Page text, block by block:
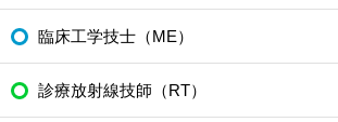
臨床工学技士（ME）
診療放射線技師（RT）